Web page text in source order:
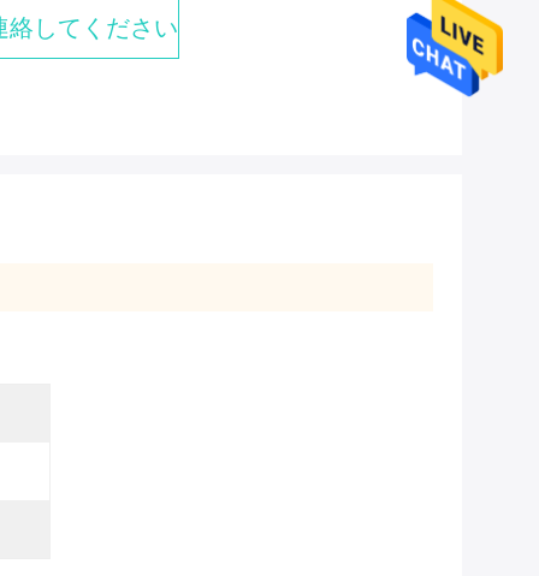
絡してください